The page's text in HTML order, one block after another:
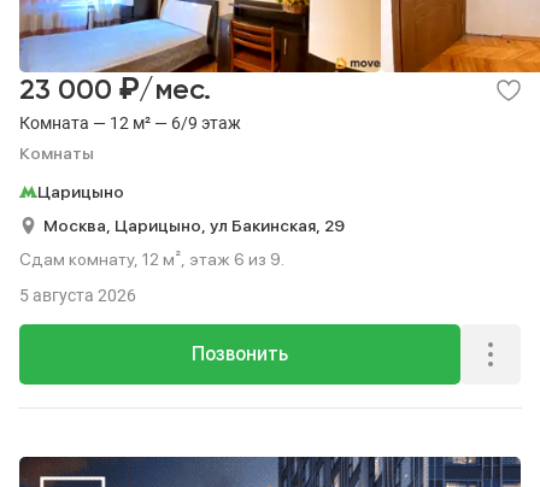
Комната — 12 м² — 6/9 этаж
Комнаты
23 000 ₽/мес.
Царицыно
Москва, Царицыно, ул Бакинская, 29
Сдам комнату, 12 м², этаж 6 из 9.
Позвонить
5 августа 2026